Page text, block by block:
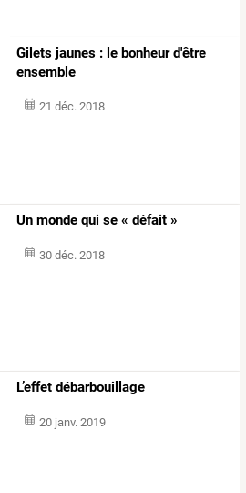
Gilets jaunes : le bonheur d'être
ensemble
21 déc. 2018
Un monde qui se « défait »
30 déc. 2018
L’effet débarbouillage
20 janv. 2019